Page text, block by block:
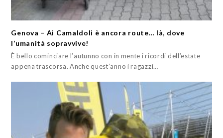
Genova – Ai Camaldoli è ancora route… là, dove
l’umanità sopravvive!
È bello cominciare l’autunno con in mente i ricordi dell’estate
appena trascorsa. Anche quest’anno i ragazzi…